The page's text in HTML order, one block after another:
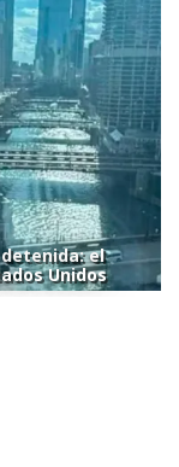
el
Unidos